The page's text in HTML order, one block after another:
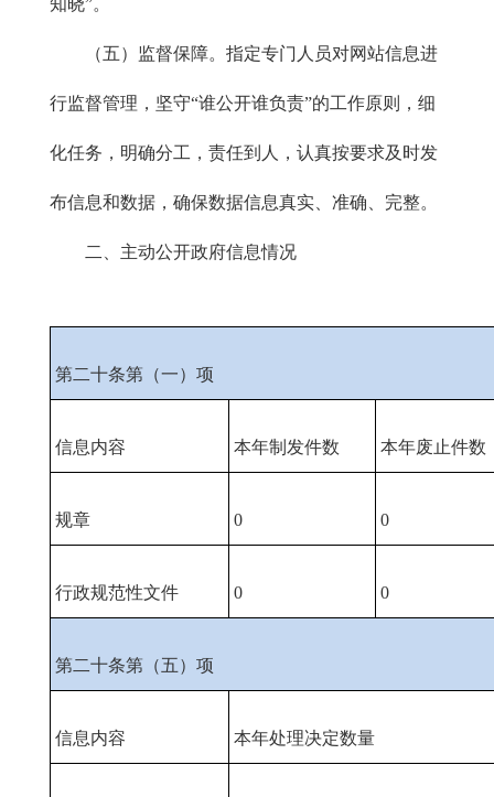
（五）监督保障。指定专门人员对网站信息进
行监督管理，坚守“谁公开谁负责”的工作原则，细
化任务，明确分工，责任到人，认真按要求及时发
布信息和数据，确保数据信息真实、准确、完整。
二、主动公开政府信息情况
第二十条第（一）项
信息内容 本年制发件数 本年废止件数
规章 0 0
行政规范性文件 0 0
第二十条第（五）项
信息内容 本年处理决定数量